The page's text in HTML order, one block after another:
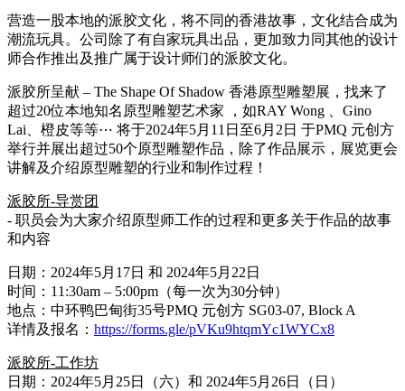
营造一股本地的派胶文化，将不同的香港故事，文化结合成为
潮流玩具。公司除了有自家玩具出品，更加致力同其他的设计
师合作推出及推广属于设计师们的派胶文化。
派胶所呈献 – The Shape Of Shadow 香港原型雕塑展，找来了
超过20位本地知名原型雕塑艺术家 ，如RAY Wong 、Gino
Lai、橙皮等等⋯ 将于2024年5月11日至6月2日 于PMQ 元创方
举行并展出超过50个原型雕塑作品，除了作品展示，展览更会
讲解及介绍原型雕塑的行业和制作过程！
派胶所-导赏团
- 职员会为大家介绍原型师工作的过程和更多关于作品的故事
和内容
日期：2024年5月17日 和 2024年5月22日
时间：11:30am – 5:00pm（每一次为30分钟）
地点：中环鸭巴甸街35号PMQ 元创方 SG03-07, Block A
详情及报名： https://forms.gle/pVKu9htqmYc1WYCx8
派胶所-工作坊
日期：2024年5月25日（六）和 2024年5月26日（日）